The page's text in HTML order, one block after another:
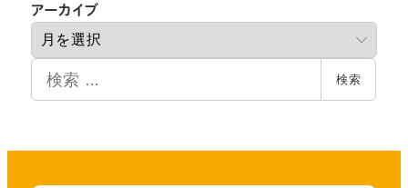
アーカイブ
カ
検索